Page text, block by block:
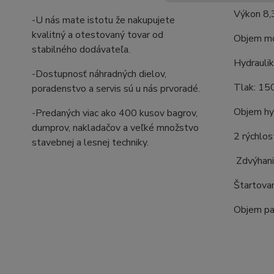
-U nás mate istotu že nakupujete
kvalitný a otestovaný tovar od
stabilného dodávateľa.
-Dostupnosť náhradných dielov,
poradenstvo a servis sú u nás prvoradé.
-Predaných viac ako 400 kusov bagrov,
dumprov, nakladačov a veľké množstvo
stavebnej a lesnej techniky.
Výkon
Objem
Tlak:
Objem
2
Objem